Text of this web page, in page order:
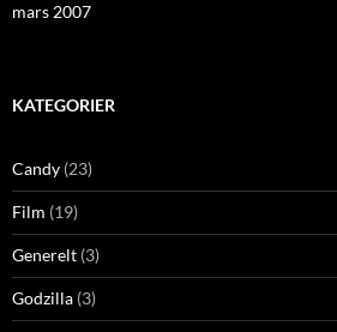
mars 2007
KATEGORIER
Candy (23)
Film (19)
Generelt (3)
Godzilla (3)